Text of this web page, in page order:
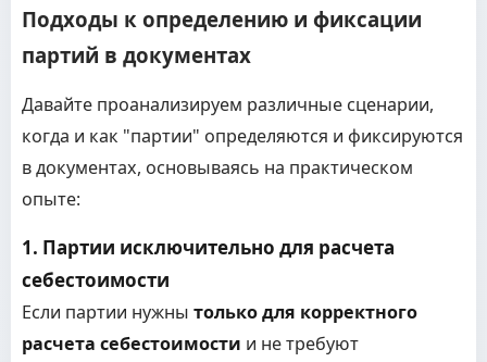
Подходы к определению и фиксации
партий в документах
Давайте проанализируем различные сценарии,
когда и как "партии" определяются и фиксируются
в документах, основываясь на практическом
опыте:
1. Партии исключительно для расчета
себестоимости
Если партии нужны только для корректного
расчета себестоимости и не требуют